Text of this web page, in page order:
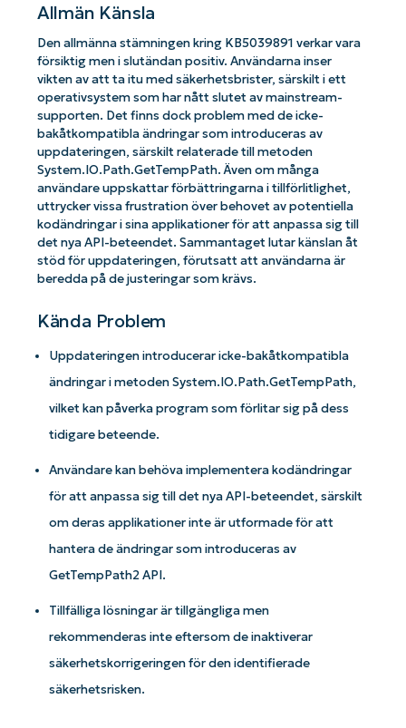
Allmän Känsla
Den allmänna stämningen kring KB5039891 verkar vara
försiktig men i slutändan positiv. Användarna inser
vikten av att ta itu med säkerhetsbrister, särskilt i ett
operativsystem som har nått slutet av mainstream-
supporten. Det finns dock problem med de icke-
bakåtkompatibla ändringar som introduceras av
uppdateringen, särskilt relaterade till metoden
System.IO.Path.GetTempPath. Även om många
användare uppskattar förbättringarna i tillförlitlighet,
uttrycker vissa frustration över behovet av potentiella
kodändringar i sina applikationer för att anpassa sig till
det nya API-beteendet. Sammantaget lutar känslan åt
stöd för uppdateringen, förutsatt att användarna är
beredda på de justeringar som krävs.
Kända Problem
Uppdateringen introducerar icke-bakåtkompatibla
ändringar i metoden System.IO.Path.GetTempPath,
vilket kan påverka program som förlitar sig på dess
tidigare beteende.
Användare kan behöva implementera kodändringar
för att anpassa sig till det nya API-beteendet, särskilt
om deras applikationer inte är utformade för att
hantera de ändringar som introduceras av
GetTempPath2 API.
Tillfälliga lösningar är tillgängliga men
rekommenderas inte eftersom de inaktiverar
säkerhetskorrigeringen för den identifierade
säkerhetsrisken.